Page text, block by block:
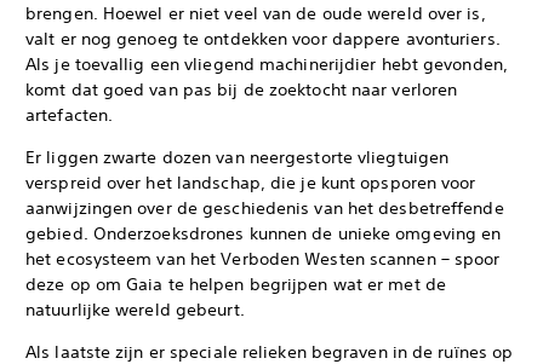
brengen. Hoewel er niet veel van de oude wereld over is,
valt er nog genoeg te ontdekken voor dappere avonturiers.
Als je toevallig een vliegend machinerijdier hebt gevonden,
komt dat goed van pas bij de zoektocht naar verloren
artefacten.
Er liggen zwarte dozen van neergestorte vliegtuigen
verspreid over het landschap, die je kunt opsporen voor
aanwijzingen over de geschiedenis van het desbetreffende
gebied. Onderzoeksdrones kunnen de unieke omgeving en
het ecosysteem van het Verboden Westen scannen – spoor
deze op om Gaia te helpen begrijpen wat er met de
natuurlijke wereld gebeurt.
Als laatste zijn er speciale relieken begraven in de ruïnes op